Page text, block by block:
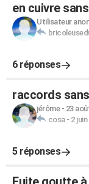
en cuivre
Utilisateur
6 réponses
raccords
jérôme- 23
cosa- 2
5 réponses